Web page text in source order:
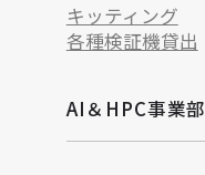
キッティング
各種検証機貸出
AI＆HPC事業部